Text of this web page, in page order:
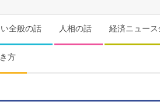
全般の話 人相の話 経済ニュース
方